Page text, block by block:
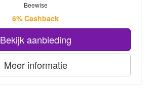
Beewise
6% Cashback
Bekijk aanbieding
Meer informatie